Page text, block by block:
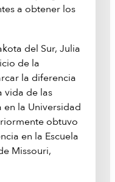
a obtener los
del Sur, Julia
de la
la diferencia
vida de las
en la Universidad
obtuvo
en la Escuela
Missouri,